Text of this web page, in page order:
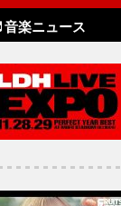
音楽ニュース